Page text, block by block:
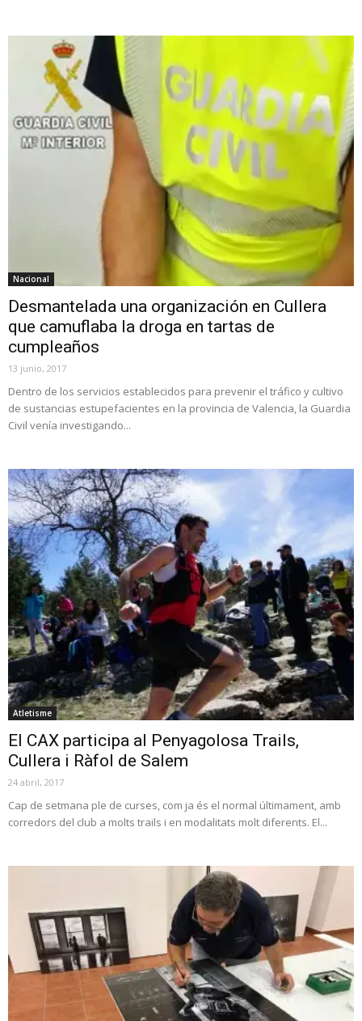
Nacional
Desmantelada una organización en Cullera
que camuflaba la droga en tartas de
cumpleaños
13 junio, 2017
Dentro de los servicios establecidos para prevenir el tráfico y cultivo
de sustancias estupefacientes en la provincia de Valencia, la Guardia
Civil venía investigando...
Atletisme
El CAX participa al Penyagolosa Trails,
Cullera i Ràfol de Salem
24 abril, 2017
Cap de setmana ple de curses, com ja és el normal últimament, amb
corredors del club a molts trails i en modalitats molt diferents. El...